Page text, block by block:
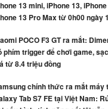
13 mini, iPhone 13,
13 Pro Max từ 0h00 ngày
POCO F3 GT ra mắt:
phím trigger để chơi game,
từ 8.4 triệu đồng
chính thức ra mắt máy
Tab S7 FE tại Việt Nam: